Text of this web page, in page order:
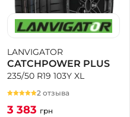
LANVIGATOR
CATCHPOWER PLUS
235/50 R19 103Y XL
2 отзыва
3 383 грн